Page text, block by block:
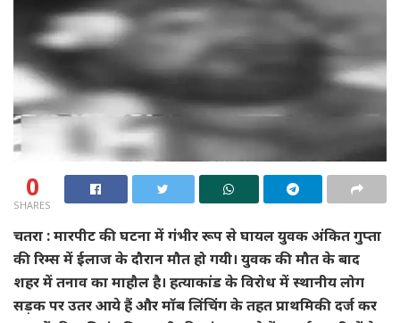
0
SHARES
चतरा : मारपीट की घटना में गंभीर रूप से घायल युवक अंकित गुप्ता
की रिम्स में ईलाज के दौरान मौत हो गयी। युवक की मौत के बाद
शहर में तनाव का माहौल है। हत्याकांड के विरोध में स्थानीय लोग
सड़क पर उतर आये हैं और मॉब लिंचिंग के तहत प्राथमिकी दर्ज कर